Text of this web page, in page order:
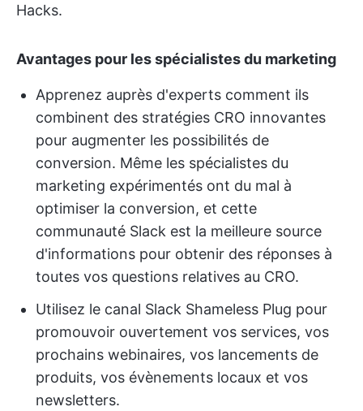
Hacks.
Avantages pour les spécialistes du marketing
Apprenez auprès d'experts comment ils
combinent des stratégies CRO innovantes
pour augmenter les possibilités de
conversion. Même les spécialistes du
marketing expérimentés ont du mal à
optimiser la conversion, et cette
communauté Slack est la meilleure source
d'informations pour obtenir des réponses à
toutes vos questions relatives au CRO.
Utilisez le canal Slack Shameless Plug pour
promouvoir ouvertement vos services, vos
prochains webinaires, vos lancements de
produits, vos évènements locaux et vos
newsletters.